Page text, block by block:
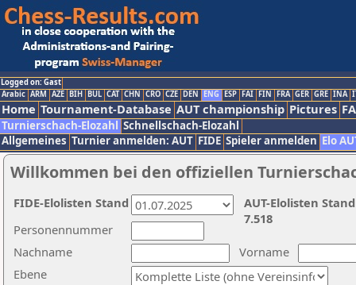
Logged on: Gast
Arabic ARM AZE BIH BUL CAT CHN CRO CZE DEN ENG ESP FAI FIN FRA GER GRE INA
Home Tournament-Database AUT championship Pictures
Turnierschach-Elozahl Schnellschach-Elozahl
Allgemeines Turnier anmelden: AUT FIDE Spieler anmelden Elo
Willkommen bei den offiziellen
Nachname
Vorname
Ebene
Personennummer
AUT-Elolisten
7.518
FIDE-Elolisten Stand